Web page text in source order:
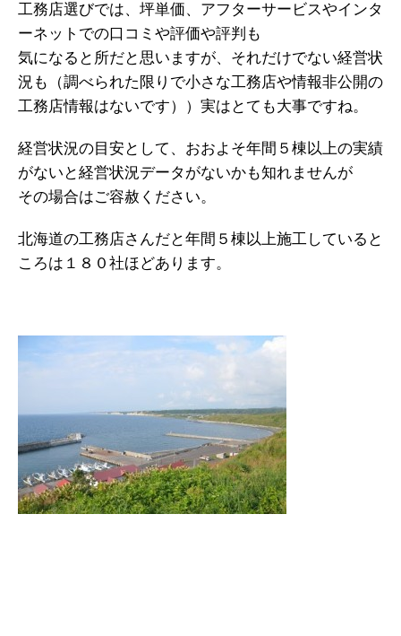
工務店選びでは、坪単価、アフターサービスやインタ
ーネットでの口コミや評価や評判も
気になると所だと思いますが、それだけでない経営状
況も（調べられた限りで小さな工務店や情報非公開の
工務店情報はないです））実はとても大事ですね。
経営状況の目安として、おおよそ年間５棟以上の実績
がないと経営状況データがないかも知れませんが
その場合はご容赦ください。
北海道の工務店さんだと年間５棟以上施工していると
ころは１８０社ほどあります。